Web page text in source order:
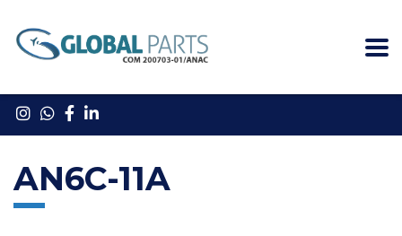
AN6C-11A